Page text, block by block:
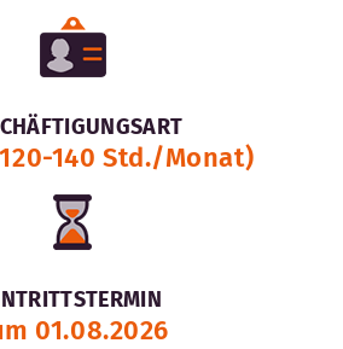
140 Std./Monat)
01.08.2026